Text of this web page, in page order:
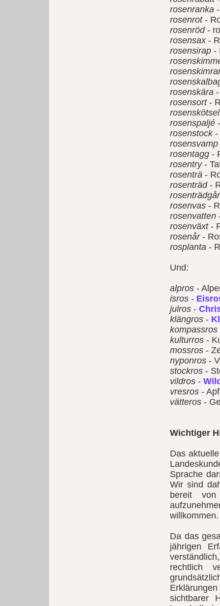
rosenranka
rosenrot-
rosenröd-
rosensax-
rosensirap -
rosenskära
rosensort-
rosenskötsel
rosenspaljé
rosenstock-
rosensvamp
rosentagg -
rosentry-
rosenträ -
rosenträd-
rosenvas -
rosenvatten
rosenväxt-
rosenår-
rosplanta -
Und:
alpros -
isros -
julros -
klängros -
kompassros
kulturros -
mossros -
nyponros -
stockros -
vildros -
vresros -
vätteros -
Wichtiger
Das
Sprache
Wir sind
bereit
willkommen.
Da das
jährigen
rechtlich
sichtbarer